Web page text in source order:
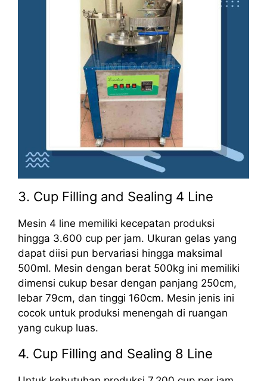
3. Cup Filling and Sealing 4 Line
Mesin 4 line memiliki kecepatan produksi
hingga 3.600 cup per jam. Ukuran gelas yang
dapat diisi pun bervariasi hingga maksimal
500ml. Mesin dengan berat 500kg ini memiliki
dimensi cukup besar dengan panjang 250cm,
lebar 79cm, dan tinggi 160cm. Mesin jenis ini
cocok untuk produksi menengah di ruangan
yang cukup luas.
4. Cup Filling and Sealing 8 Line